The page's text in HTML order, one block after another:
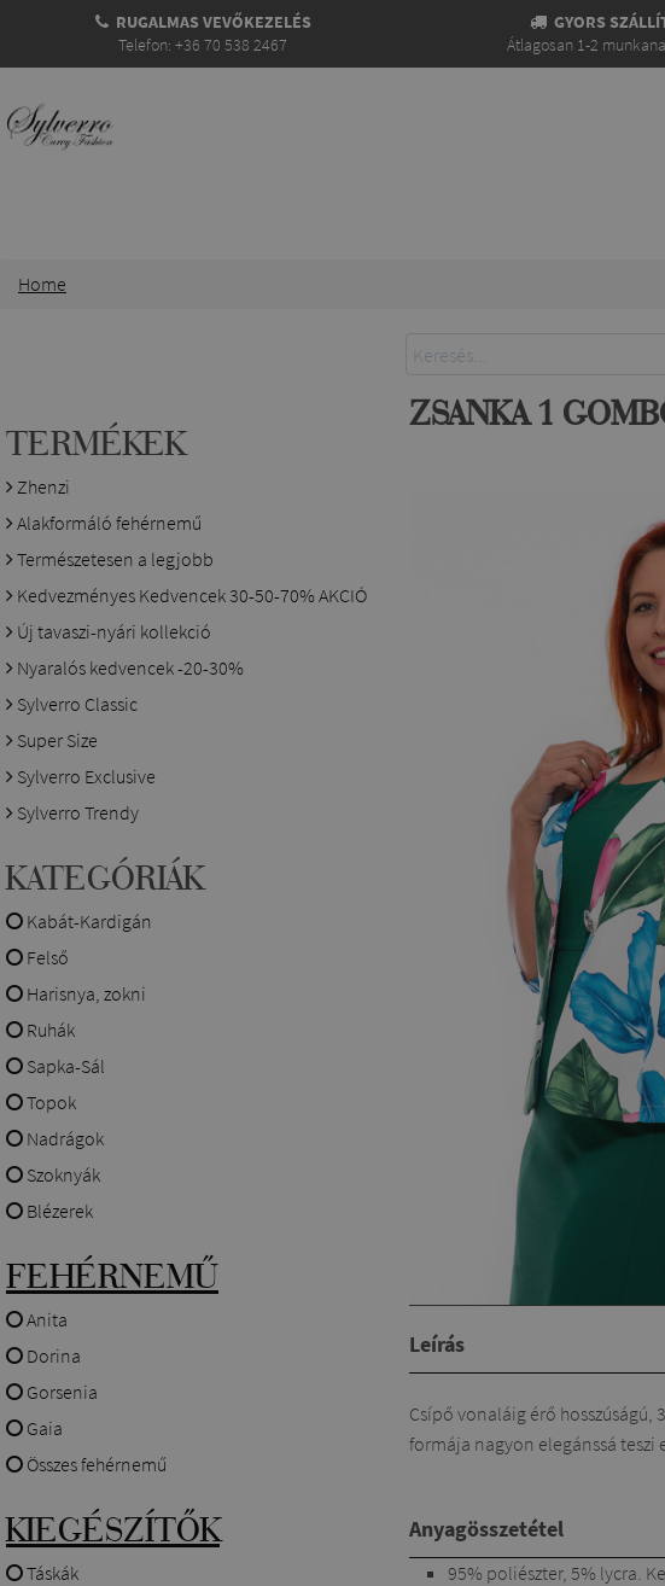
RUGALMAS VEVŐKEZELÉS
Telefon: +36 70 538 2467
GYORS
Átlagosan 1-2
Home
TERMÉKEK
Zhenzi
Alakformáló fehérnemű
Természetesen a legjobb
Kedvezményes Kedvencek 30-50-70% AKCIÓ
Új tavaszi-nyári kollekció
Nyaralós kedvencek -20-30%
Sylverro Classic
Super Size
Sylverro Exclusive
Sylverro Trendy
KATEGÓRIÁK
Kabát-Kardigán
Felső
Harisnya, zokni
Ruhák
Sapka-Sál
Topok
Nadrágok
Szoknyák
Blézerek
FEHÉRNEMŰ
Anita
Dorina
Gorsenia
Gaia
Összes fehérnemű
KIEGÉSZÍTŐK
Táskák
ZSANKA 1
Leírás
Csípő vonaláig érő
formája nagyon elegánssá teszi
Anyagösszetétel
95% poliészter, 5% lycra.